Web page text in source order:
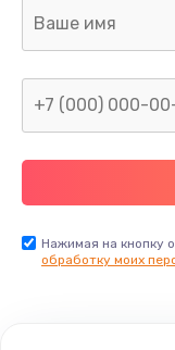
Нажимая на кнопку
обработку моих